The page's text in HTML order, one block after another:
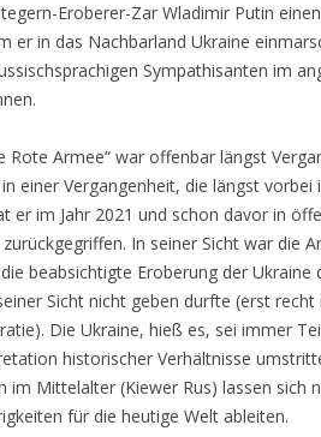
Eroberer-Zar Wladimir Putin
er in das Nachbarland Ukraine
Sympathisanten im
Armee“ war offenbar längst
einer Vergangenheit, die längst vorbei
er im Jahr 2021 und schon davor in
In seiner Sicht war die
beabsichtigte Eroberung der Ukraine
Sicht nicht geben durfte (erst recht
Die Ukraine, hieß es, sei immer
historischer Verhältnisse
im Mittelalter (Kiewer Rus) lassen sich
für die heutige Welt ableiten.